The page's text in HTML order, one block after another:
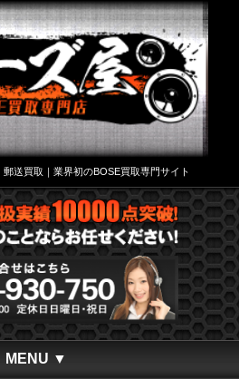
送買取｜業界初のBOSE買取専門サイト
MENU ▼